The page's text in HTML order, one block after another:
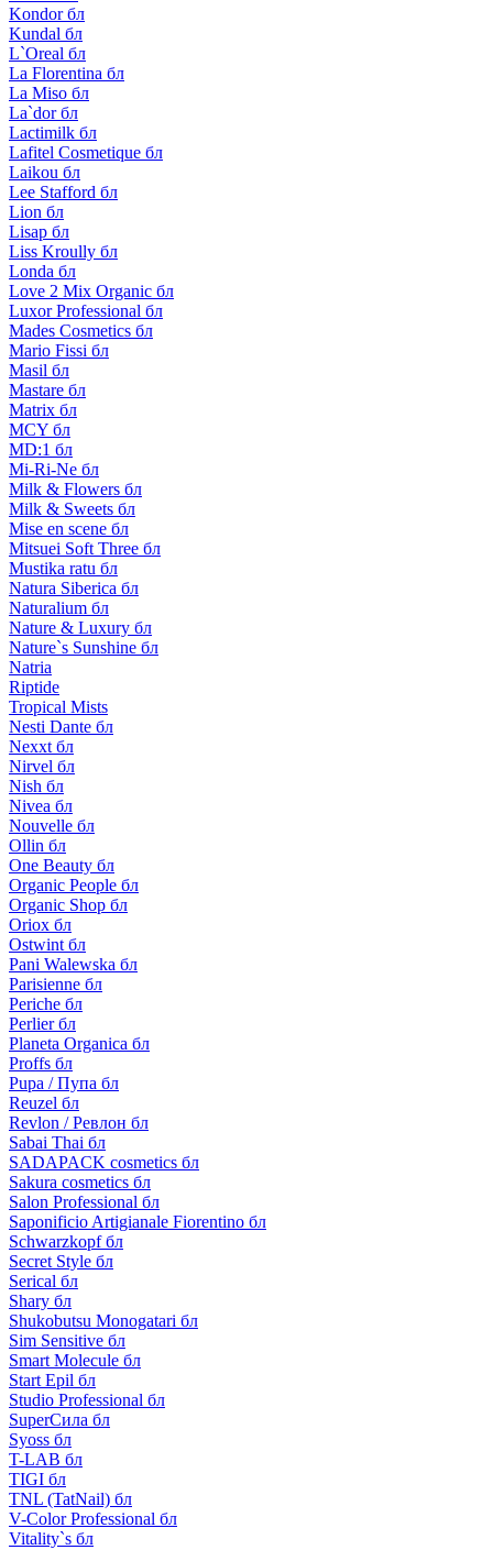
Kondor бл
Kundal бл
L`Oreal бл
La Florentina бл
La Miso бл
La`dor бл
Lactimilk бл
Lafitel Cosmetique бл
Laikou бл
Lee Stafford бл
Lion бл
Lisap бл
Liss Kroully бл
Londa бл
Love 2 Mix Organic бл
Luxor Professional бл
Mades Cosmetics бл
Mario Fissi бл
Masil бл
Mastare бл
Matrix бл
MCY бл
MD:1 бл
Mi-Ri-Ne бл
Milk & Flowers бл
Milk & Sweets бл
Mise en scene бл
Mitsuei Soft Three бл
Mustika ratu бл
Natura Siberica бл
Naturalium бл
Nature & Luxury бл
Nature`s Sunshine бл
Natria
Riptide
Tropical Mists
Nesti Dante бл
Nexxt бл
Nirvel бл
Nish бл
Nivea бл
Nouvelle бл
Ollin бл
One Beauty бл
Organic People бл
Organic Shop бл
Oriox бл
Ostwint бл
Pani Walewska бл
Parisienne бл
Periche бл
Perlier бл
Planeta Organica бл
Proffs бл
Pupa / Пупа бл
Reuzel бл
Revlon / Ревлон бл
Sabai Thai бл
SADAPACK cosmetics бл
Sakura cosmetics бл
Salon Professional бл
Saponificio Artigianale Fiorentino бл
Schwarzkopf бл
Secret Style бл
Serical бл
Shary бл
Shukobutsu Monogatari бл
Sim Sensitive бл
Smart Molecule бл
Start Epil бл
Studio Professional бл
SuperСила бл
Syoss бл
T-LAB бл
TIGI бл
TNL (TatNail) бл
V-Color Professional бл
Vitality`s бл